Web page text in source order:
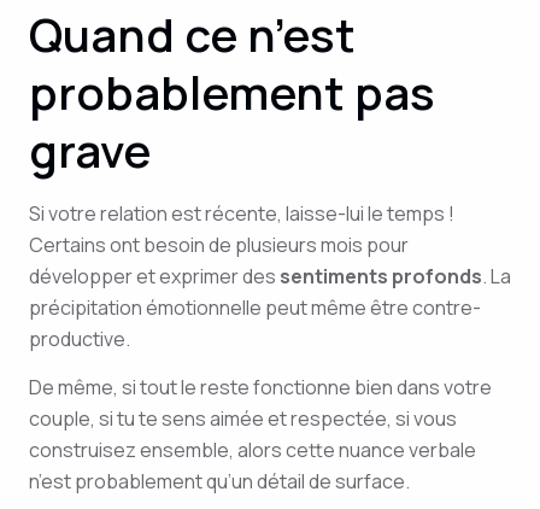
Quand ce n’est
probablement pas
grave
Si votre relation est récente, laisse-lui le temps !
Certains ont besoin de plusieurs mois pour
développer et exprimer des sentiments profonds. La
précipitation émotionnelle peut même être contre-
productive.
De même, si tout le reste fonctionne bien dans votre
couple, si tu te sens aimée et respectée, si vous
construisez ensemble, alors cette nuance verbale
n’est probablement qu’un détail de surface.